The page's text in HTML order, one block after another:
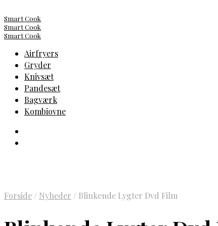
Smart Cook
Smart Cook
Smart Cook
Airfryers
Gryder
Knivsæt
Pandesæt
Bagværk
Kombiovne
Forside / Nyheder / Blinkende Lygter Dvd Film